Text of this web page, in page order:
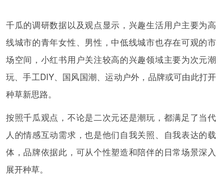
千瓜的调研数据以及观点显示，兴趣生活用户主要为高
线城市的青年女性、男性，中低线城市也存在可观的市
场空间，小红书用户关注较高的兴趣领域主要为次元潮
玩、手工DIY、国风国潮、运动户外，品牌或可由此打开
种草新思路。
按照千瓜观点，不论是二次元还是潮玩，都满足了当代
人的情感互动需求，也是他们自我关照、自我表达的载
体，品牌依据此，可从个性塑造和陪伴的日常场景深入
展开种草。